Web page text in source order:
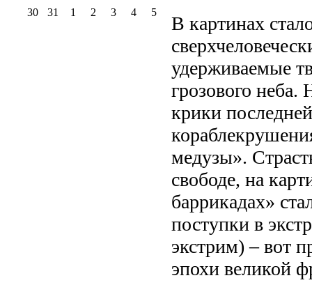
В картинах
удерживаемые
грозового
крики
медузы».
свободе, на
баррикадах»
поступки в
экстрим) – вот
эпохи великой
30
31 1 2 3 4 5